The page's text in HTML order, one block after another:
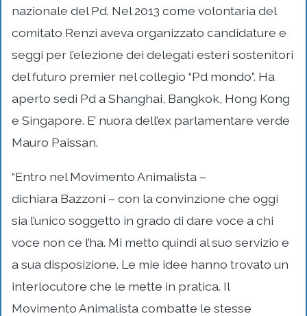
nazionale del Pd. Nel 2013 come volontaria del
comitato Renzi aveva organizzato candidature e
seggi per l’elezione dei delegati esteri sostenitori
del futuro premier nel collegio “Pd mondo”. Ha
aperto sedi Pd a Shanghai, Bangkok, Hong Kong
e Singapore. E’ nuora dell’ex parlamentare verde
Mauro Paissan.
“Entro nel Movimento Animalista –
dichiara Bazzoni – con la convinzione che oggi
sia l’unico soggetto in grado di dare voce a chi
voce non ce l’ha. Mi metto quindi al suo servizio e
a sua disposizione. Le mie idee hanno trovato un
interlocutore che le mette in pratica. Il
Movimento Animalista combatte le stesse